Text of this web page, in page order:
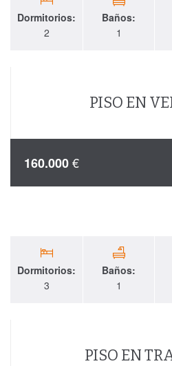
Dormitorios:
2
Baños:
1
PISO EN
160.000€
Dormitorios:
3
Baños:
1
PISO EN